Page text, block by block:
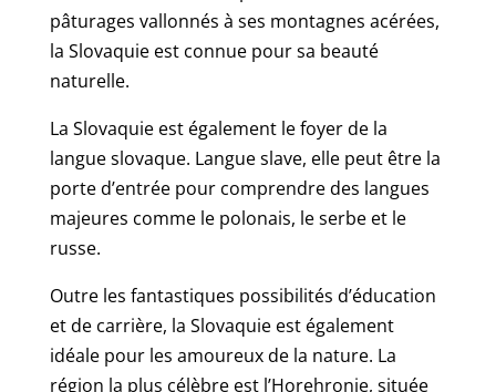
pâturages vallonnés à ses montagnes acérées,
la Slovaquie est connue pour sa beauté
naturelle.
La Slovaquie est également le foyer de la
langue slovaque. Langue slave, elle peut être la
porte d’entrée pour comprendre des langues
majeures comme le polonais, le serbe et le
russe.
Outre les fantastiques possibilités d’éducation
et de carrière, la Slovaquie est également
idéale pour les amoureux de la nature. La
région la plus célèbre est l’Horehronie, située